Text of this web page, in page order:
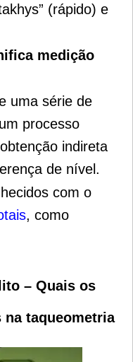
(rápido) e
medição
uma série de
processo
indireta
de nível.
com o
, como
– Quais os
taqueometria